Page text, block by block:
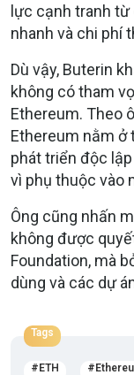
lực cạnh tranh
nhanh và chi phí
Dù vậy, Buterin
không có tham
Ethereum. Theo
Ethereum nằm ở
phát triển độc
vì phụ thuộc vào
Ông cũng nhấn
không được
Foundation, mà
dùng và các dự
Tags
ETH